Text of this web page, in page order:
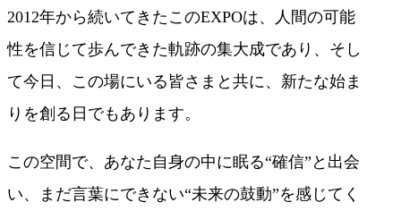
2012年から続いてきたこのEXPOは、人間の可能
性を信じて歩んできた軌跡の集大成であり、そし
て今日、この場にいる皆さまと共に、新たな始ま
りを創る日でもあります。
この空間で、あなた自身の中に眠る“確信”と出会
い、まだ言葉にできない“未来の鼓動”を感じてく